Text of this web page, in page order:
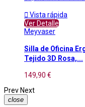
 Vista rápida
Ver Detalle
Meyvaser
Silla de Oficina
Tejido 3D Rosa,...
149,90 €
Prev Next
close